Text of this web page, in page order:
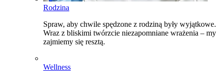
Rodzina
Spraw, aby chwile spędzone z rodziną były wyjątkowe.
Wraz z bliskimi twórzcie niezapomniane wrażenia – my
zajmiemy się resztą.
Wellness